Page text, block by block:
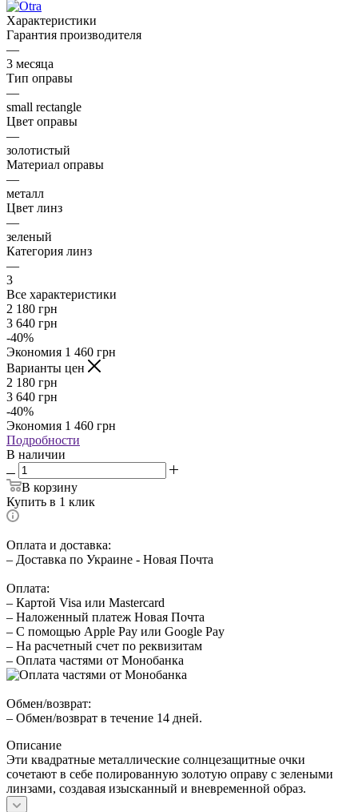
Характеристики
Гарантия производителя
—
3 месяца
Тип оправы
—
small rectangle
Цвет оправы
—
золотистый
Материал оправы
—
металл
Цвет линз
—
зеленый
Категория линз
—
3
Все характеристики
2 180 грн
3 640 грн
-40%
Экономия 1 460 грн
Варианты цен
2 180 грн
3 640 грн
-40%
Экономия 1 460 грн
Подробности
В наличии
В корзину
Купить в 1 клик
Оплата и доставка:
– Доставка по Украине - Новая Почта
Оплата:
– Картой Visa или Mastercard
– Наложенный платеж Новая Почта
– С помощью Apple Pay или Google Pay
– На расчетный счет по реквизитам
– Оплата частями от Монобанка
Обмен/возврат:
– Обмен/возврат в течение 14 дней.
Описание
Эти квадратные металлические солнцезащитные очки
сочетают в себе полированную золотую оправу с зелеными
линзами, создавая изысканный и вневременной образ.